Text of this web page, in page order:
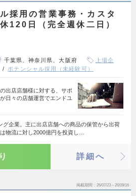
採用の営業事務・カスタ
120日（完全週休二日）
千葉県、神奈川県、大阪府
上場企
ポテンシャル採用（未経験可）
出店店舗様に対する、サポ
日々の店舗運営でエンドユ
グ企業。主に出店店舗への商品の保管から出荷
物流に対し2000億円を投資し…
詳細へ
掲載期間 26/07/23～26/09/16